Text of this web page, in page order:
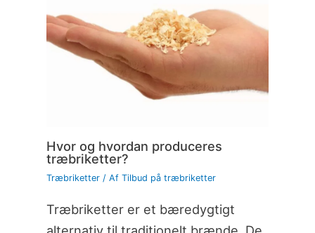
Hvor og hvordan produceres
træbriketter?
Træbriketter/ Af Tilbud på træbriketter
Træbriketter er et bæredygtigt
alternativ til traditionelt brænde. De